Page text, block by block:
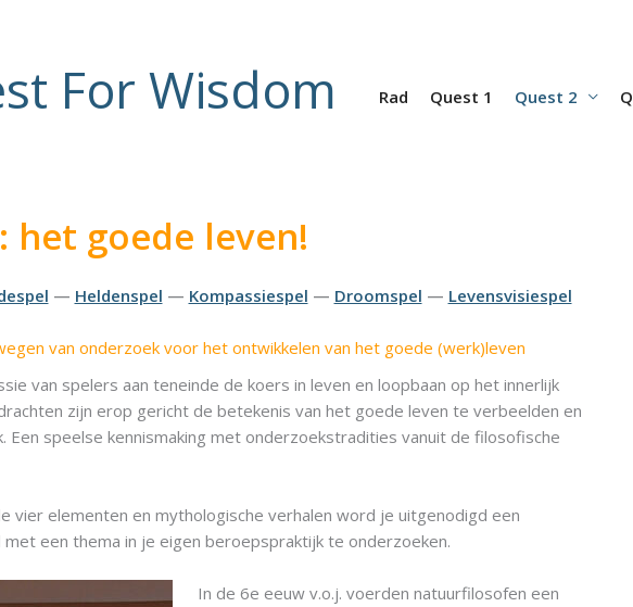
For Wisdom Rad Quest 1 Quest 2
het goede leven!
— Heldenspel — Kompassiespel — Droomspel — Levensvisiespel
van onderzoek voor het ontwikkelen van het goede (werk)leven
van spelers aan teneinde de koers in leven en loopbaan op het innerlijk
zijn erop gericht de betekenis van het goede leven te verbeelden en
speelse kennismaking met onderzoekstradities vanuit de filosofische
vier elementen en mythologische verhalen word je uitgenodigd een
met een thema in je eigen beroepspraktijk te onderzoeken.
In de 6e eeuw v.o.j. voerden natuurfilosofen een